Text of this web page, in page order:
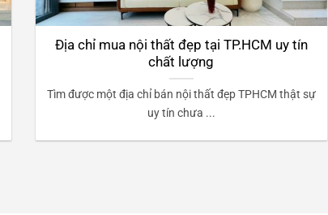
Địa chỉ mua nội thất đẹp tại TP.HCM uy tín
chất lượng
Tìm được một địa chỉ bán nội thất đẹp TPHCM thật sự
uy tín chưa ...